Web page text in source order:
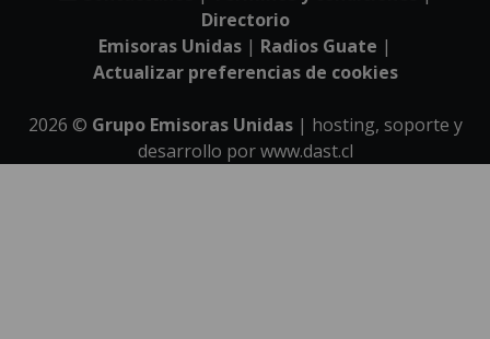
Directorio
Emisoras Unidas | Radios Guate |
Actualizar preferencias de cookies
2026 © Grupo Emisoras Unidas| hosting, soporte y
desarrollo porwww.dast.cl